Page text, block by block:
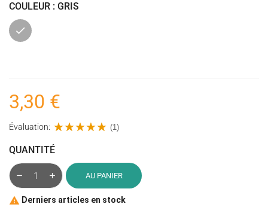
COULEUR : GRIS
Gris
3,30 €
Évaluation: (1)
QUANTITÉ
AU PANIER
 Derniers articles en stock